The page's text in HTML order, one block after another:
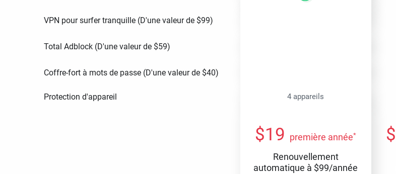
VPN pour surfer tranquille (D'une valeur de $99)
Total Adblock (D'une valeur de $59)
Coffre-fort à mots de passe (D'une valeur de $40)
Protection d'appareil 4 appareils
$19 première année*
Renouvellement
automatique à $99/année
$